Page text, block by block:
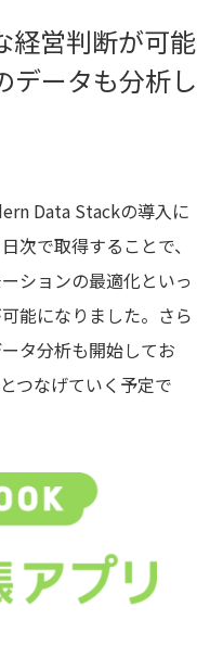
経営判断が可能
データも分析し
Data Stackの導入に
次で取得することで、
ションの最適化といっ
能になりました。さら
タ分析も開始してお
つなげていく予定で